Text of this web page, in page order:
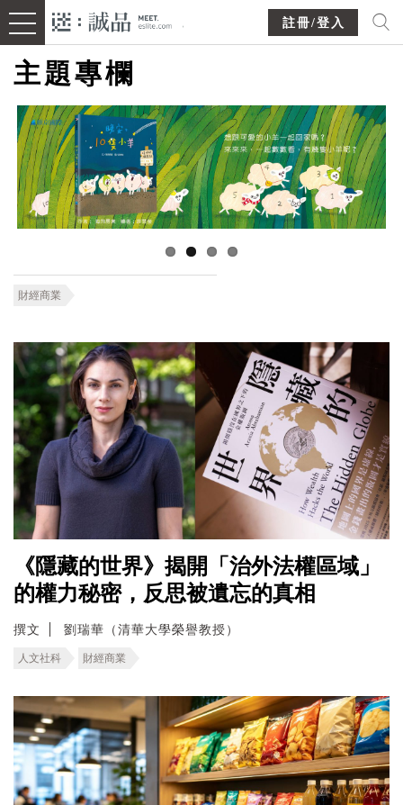
註冊/登入
主題專欄
財經商業
《隱藏的世界》揭開「治外法權區域」
的權力秘密，反思被遺忘的真相
撰文 劉瑞華（清華大學榮譽教授）
人文社科 財經商業